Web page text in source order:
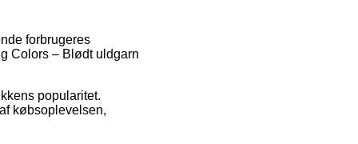
forbrugeres
Colors – Blødt uldgarn
popularitet.
købsoplevelsen,